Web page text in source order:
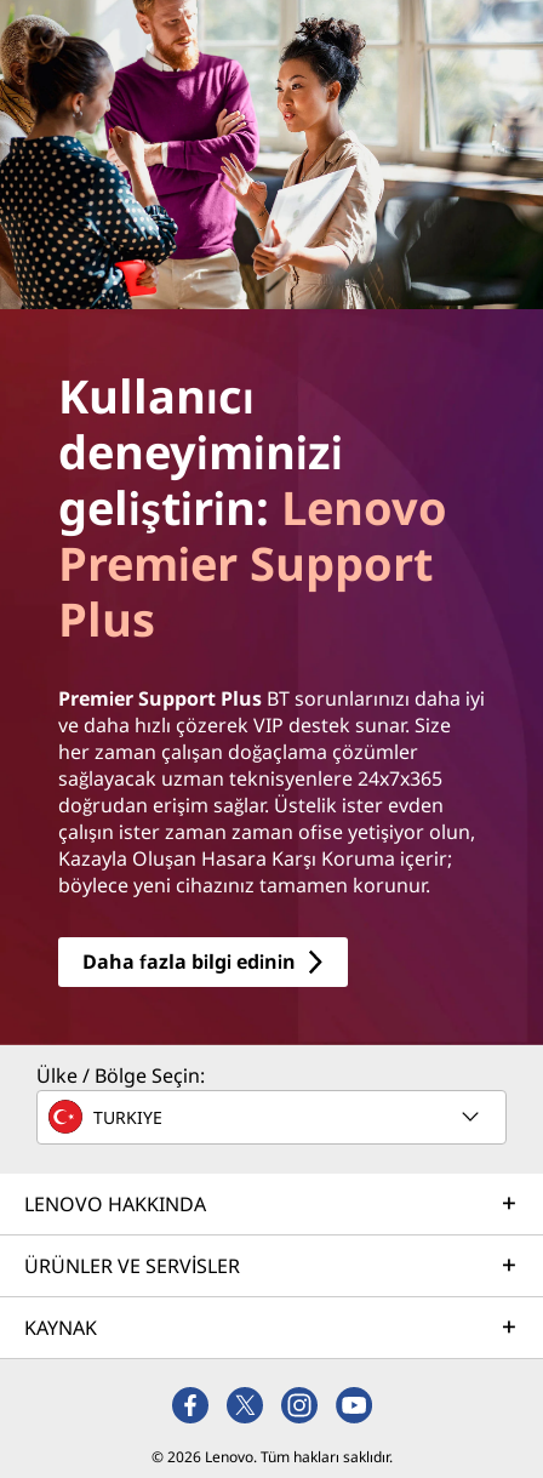
Kullanıcı
deneyiminizi
geliştirin: Lenovo
Premier Support
Plus
Premier Support Plus BT sorunlarınızı daha iyi
ve daha hızlı çözerek VIP destek sunar. Size
her zaman çalışan doğaçlama çözümler
sağlayacak uzman teknisyenlere 24x7x365
doğrudan erişim sağlar. Üstelik ister evden
çalışın ister zaman zaman ofise yetişiyor olun,
Kazayla Oluşan Hasara Karşı Koruma içerir;
böylece yeni cihazınız tamamen korunur.
Daha fazla bilgi edinin
Ülke / Bölge Seçin:
TURKIYE
LENOVO HAKKINDA
ÜRÜNLER VE SERVİSLER
KAYNAK
© 2026 Lenovo. Tüm hakları saklıdır.